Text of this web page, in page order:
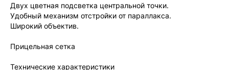
Двух цветная подсветка центральной точки.
Удобный механизм отстройки от параллакса.
Широкий объектив.
Прицельная сетка
Технические характеристики